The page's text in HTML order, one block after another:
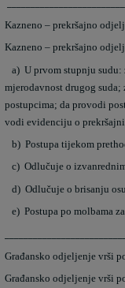
Kazneno – prekršajno
Kazneno – prekršajno
U prvom stupnju sudu:
mjerodavnost drugog
postupcima; da provodi
vodi evidenciju o
Postupa tijekom
Odlučuje o
Odlučuje o brisanju
Postupa po molbama
Građansko odjeljenje vrši
Građansko odjeljenje vrši